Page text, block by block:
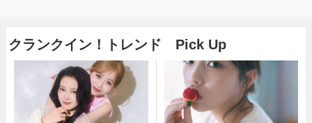
クランクイン！トレンド Pick Up